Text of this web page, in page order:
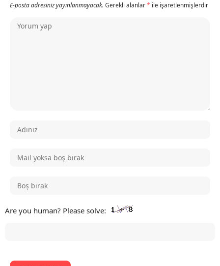
E-posta adresiniz yayınlanmayacak. Gerekli alanlar* ile işaretlenmişlerdir
Are you human? Please solve: